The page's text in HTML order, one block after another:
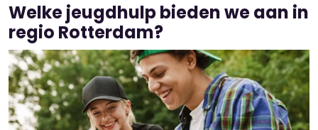
Welke jeugdhulp bieden we aan in
regio Rotterdam?